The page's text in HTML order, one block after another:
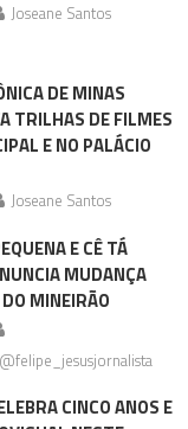
Joseane Santos
DE MINAS
TRILHAS DE FILMES
E NO PALÁCIO
Joseane Santos
E CÊ TÁ
MUDANÇA
MINEIRÃO
CINCO ANOS E